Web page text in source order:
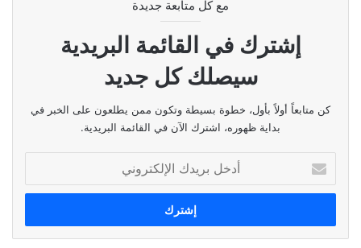
مع كل متابعة جديدة
إشترك في القائمة البريدية
سيصلك كل جديد
كن متابعاً أولاً بأول، خطوة بسيطة وتكون ممن يطلعون على الخبر في
بداية ظهوره، اشترك الآن في القائمة البريدية.
بريدك
الإلكتروني